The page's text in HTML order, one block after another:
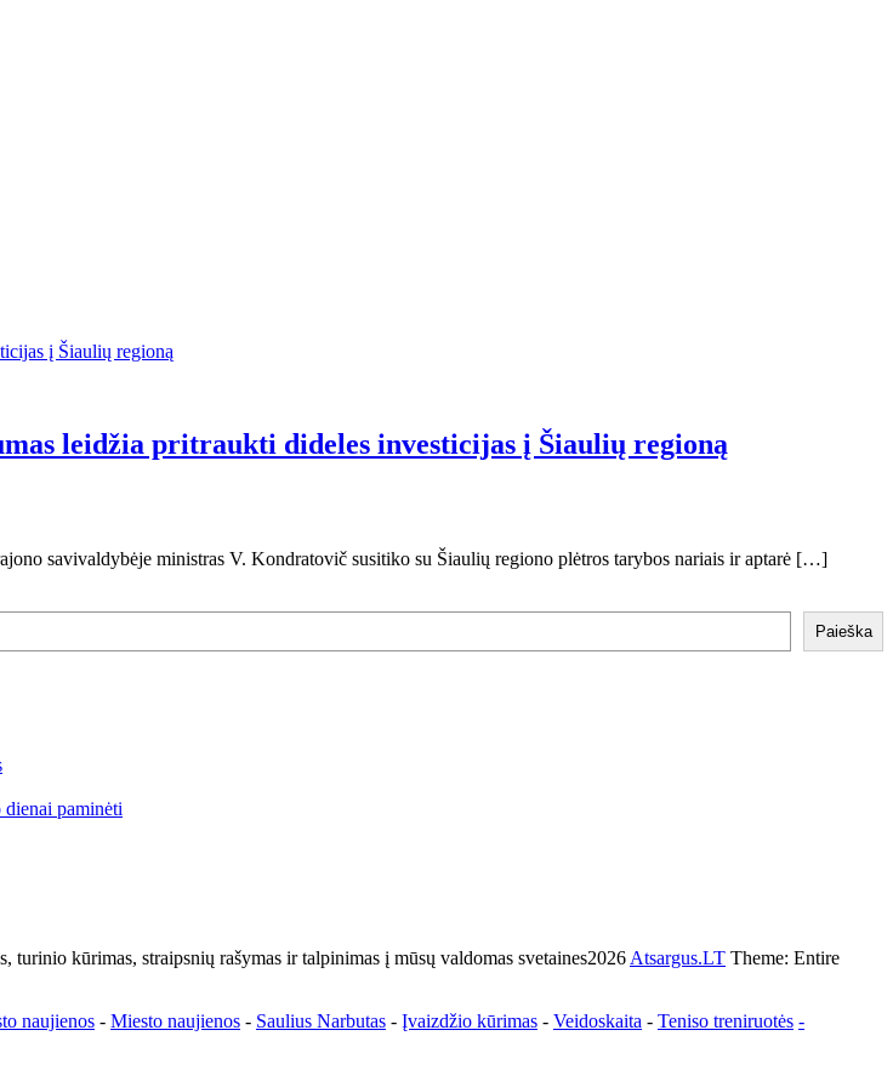
leidžia pritraukti dideles investicijas į Šiaulių regioną
savivaldybėje ministras V. Kondratovič susitiko su Šiaulių regiono plėtros tarybos nariais ir aptarė […]
Paieška
dienai paminėti
kūrimas, straipsnių rašymas ir talpinimas į mūsų valdomas svetaines2026Atsargus.LT Theme: Entire
naujienos - Miesto naujienos - Saulius Narbutas - Įvaizdžio kūrimas - Veidoskaita - Teniso treniruotės -